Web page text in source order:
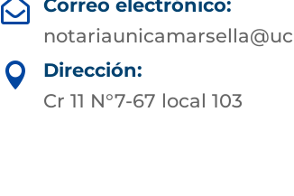

Correo electrónico:

Dirección:
Cr 11 N°7-67 local 103